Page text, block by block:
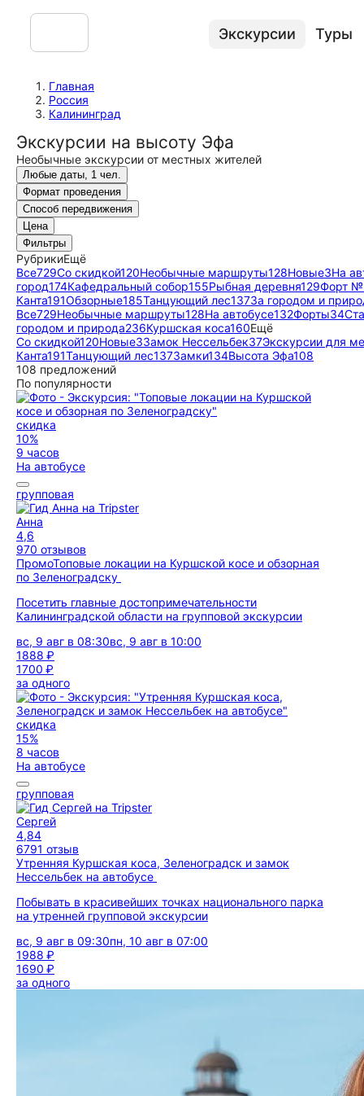
Экскурсии Туры
Главная
Россия
Калининград
Экскурсии на высоту Эфа
Необычные экскурсии от местных жителей
Любые даты, 1 чел.
Формат проведения
Способ передвижения
Цена
Фильтры
РубрикиЕщё
Все729Со скидкой120Необычные маршруты128Новые3На
город174Кафедральный собор155Рыбная деревня129Форт
Канта191Обзорные185Танцующий лес137За городом и
Все729Необычные маршруты128На автобусе132Форты34
городом и природа236Куршская коса160Ещё
Со скидкой120Новые3Замок Нессельбек37Экскурсии для
Канта191Танцующий лес137Замки134Высота Эфа108
108 предложений
По популярности
скидка
10%
9 часов
На автобусе
групповая
Анна
4,6
970 отзывов
ПромоТоповые локации на Куршской косе и обзорная
по Зеленоградску
Посетить главные достопримечательности
Калининградской области на групповой экскурсии
вс, 9 авг в 08:30вс, 9 авг в 10:00
1888 ₽
1700 ₽
за одного
скидка
15%
8 часов
На автобусе
групповая
Сергей
4,84
6791 отзыв
Утренняя Куршская коса, Зеленоградск и замок
Нессельбек на автобусе
Побывать в красивейших точках национального парка
на утренней групповой экскурсии
вс, 9 авг в 09:30пн, 10 авг в 07:00
1988 ₽
1690 ₽
за одного